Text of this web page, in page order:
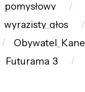
pomysłowy
wyrazisty_głos
Obywatel_Kane
Futurama_3